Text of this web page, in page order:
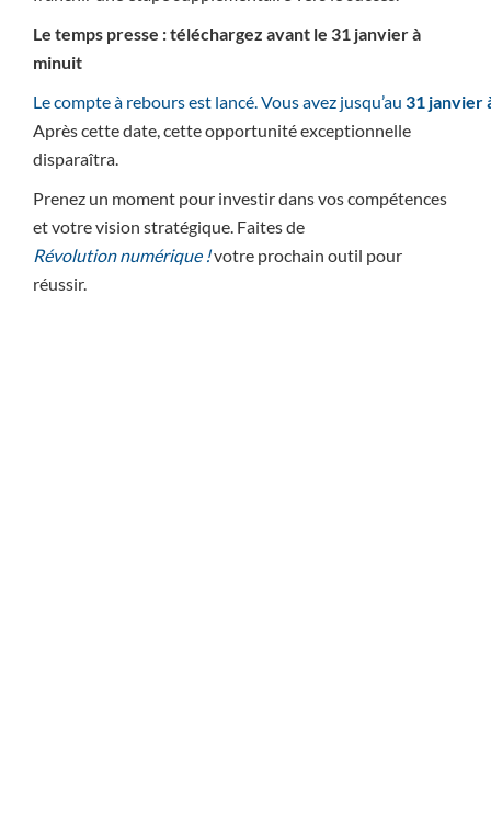
Le temps presse : téléchargez avant le 31 janvier à
minuit
Le compte à rebours est lancé. Vous avez jusqu’au 31 janvier
Après cette date, cette opportunité exceptionnelle
disparaîtra.
Prenez un moment pour investir dans vos compétences
et votre vision stratégique. Faites de
Révolution numérique !votre prochain outil pour
réussir.